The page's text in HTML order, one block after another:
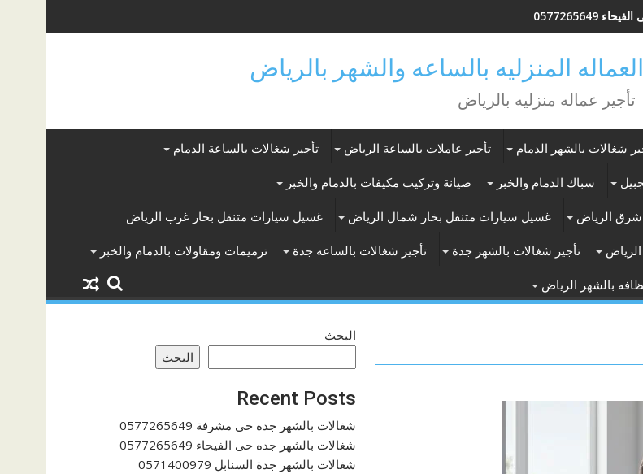
تأجير عماله منزليه بالرياض
شغالات بالشهر الدمام تأجير عاملات بالساعة الرياض تأجير شغالات بالساعة الدمام
سباك الدمام والخبر صيانة وتركيب مكيفات بالدمام والخبر
شرق الرياض غسيل سيارات متنقل بخار شمال الرياض غسيل سيارات متنقل بخار غرب الرياض
تأجير شغالات بالشهر جدة تأجير شغالات بالساعه جدة ترميمات ومقاولات بالدمام والخبر
بالشهر الرياض
البحث
البحث
Recent Posts
شغالات بالشهر جده حى مشرفة 0577265649
شغالات بالشهر جده حى الفيحاء 0577265649
شغالات بالشهر جدة السنابل 0571400979